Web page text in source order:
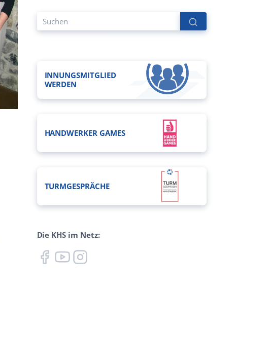
INNUNGSMITGLIED
WERDEN
HANDWERKER GAMES
TURMGESPRÄCHE
Die KHS im Netz: